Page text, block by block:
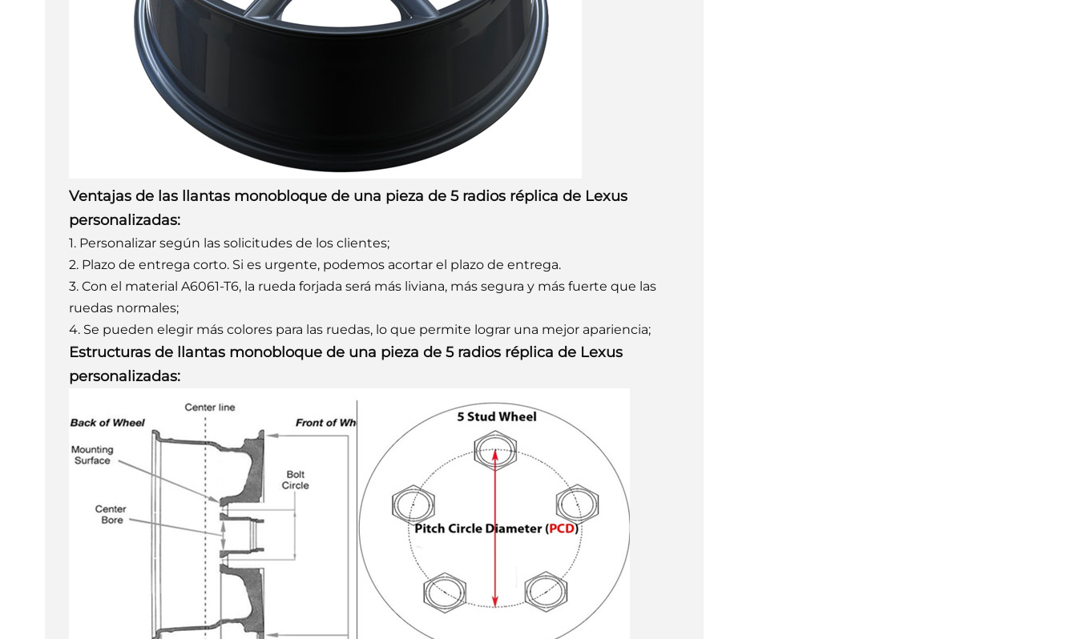
Ventajas de las llantas monobloque de una pieza de 5 radios réplica de Lexus
personalizadas:
1. Personalizar según las solicitudes de los clientes;
2. Plazo de entrega corto. Si es urgente, podemos acortar el plazo de entrega.
3. Con el material A6061-T6, la rueda forjada será más liviana, más segura y más fuerte que las
ruedas normales;
4. Se pueden elegir más colores para las ruedas, lo que permite lograr una mejor apariencia;
Estructuras de llantas monobloque de una pieza de 5 radios réplica de Lexus
personalizadas: